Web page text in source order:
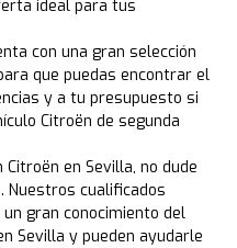
ideal para tus
con una gran selección
que puedas encontrar el
y a tu presupuesto si
Citroën de segunda
en Sevilla, no dude
Nuestros cualificados
gran conocimiento del
Sevilla y pueden ayudarle